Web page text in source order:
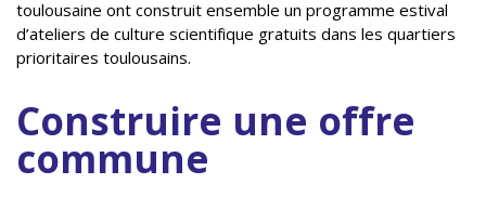
toulousaine ont construit ensemble un programme estival
d’ateliers de culture scientifique gratuits dans les quartiers
prioritaires toulousains.
Construire une offre
commune